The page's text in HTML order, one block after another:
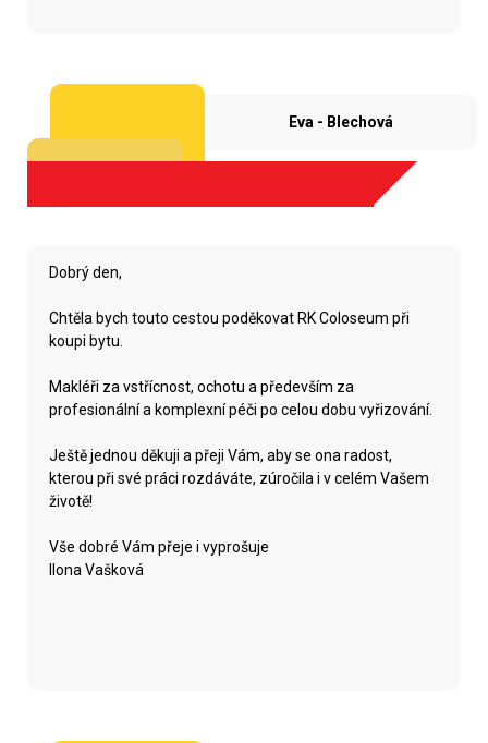
Eva - Blechová
Dobrý den,
Chtěla bych touto cestou poděkovat RK Coloseum při
koupi bytu.
Makléři za vstřícnost, ochotu a především za
profesionální a komplexní péči po celou dobu vyřizování.
Ještě jednou děkuji a přeji Vám, aby se ona radost,
kterou při své práci rozdáváte, zúročila i v celém Vašem
životě!
Vše dobré Vám přeje i vyprošuje
Ilona Vašková